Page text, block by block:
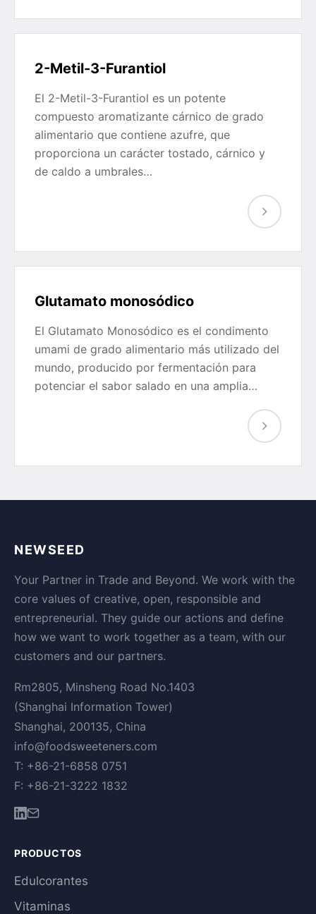
2-Metil-3-Furantiol
El 2-Metil-3-Furantiol es un potente
compuesto aromatizante cárnico de grado
alimentario que contiene azufre, que
proporciona un carácter tostado, cárnico y
de caldo a umbrales…
Glutamato monosódico
El Glutamato Monosódico es el condimento
umami de grado alimentario más utilizado del
mundo, producido por fermentación para
potenciar el sabor salado en una amplia…
NEWSEED
Your Partner in Trade and Beyond. We work with the
core values of creative, open, responsible and
entrepreneurial. They guide our actions and define
how we want to work together as a team, with our
customers and our partners.
Rm2805, Minsheng Road No.1403
(Shanghai Information Tower)
Shanghai, 200135, China
info@foodsweeteners.com
T: +86-21-6858 0751
F: +86-21-3222 1832
PRODUCTOS
Edulcorantes
Vitaminas